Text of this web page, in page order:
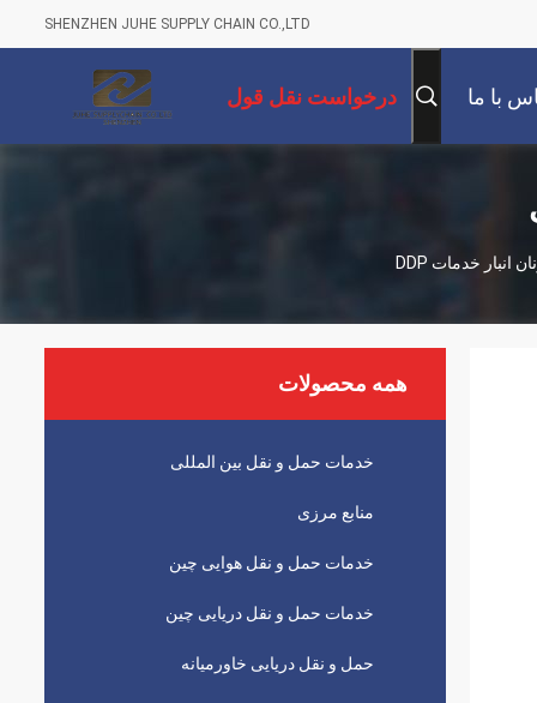
SHENZHEN JUHE SUPPLY CHAIN CO.,LTD
با ما درخواست نقل قول
همه محصولات
خدمات حمل و نقل بین المللی
منابع مرزی
خدمات حمل و نقل هوایی چین
خدمات حمل و نقل دریایی چین
حمل و نقل دریایی خاورمیانه